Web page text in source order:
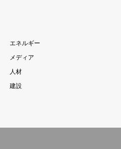
エネルギー
メディア
人材
建設